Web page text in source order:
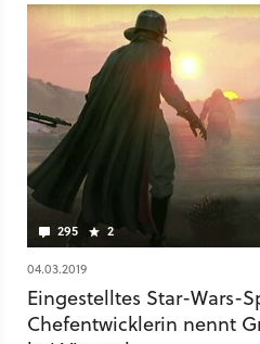
295 2
04.03.2019
Eingestelltes Star-Wars-
Chefentwicklerin nennt